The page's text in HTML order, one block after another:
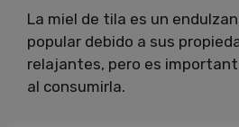
La miel de tila es un
popular debido a sus
relajantes, pero es
al consumirla.